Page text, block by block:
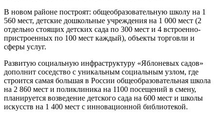
В новом районе построят: общеобразовательную школу на 1
560 мест, детские дошкольные учреждения на 1 000 мест (2
отдельно стоящих детских сада по 300 мест и 4 встроенно-
пристроенных по 100 мест каждый), объекты торговли и
сферы услуг.
Развитую социальную инфраструктуру «Яблоневых садов»
дополнит соседство с уникальным социальным узлом, где
строится самая большая в России общеобразовательная школа
на 2 860 мест и поликлиника на 1100 посещений в смену,
планируется возведение детского сада на 600 мест и школы
искусств на 1 400 мест с инновационной библиотекой.